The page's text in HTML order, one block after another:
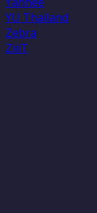
YU Thailand
Zebra
ZiiiT